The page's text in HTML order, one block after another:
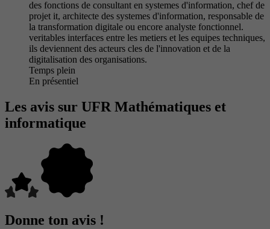
des fonctions de consultant en systemes d'information, chef de
projet it, architecte des systemes d'information, responsable de
la transformation digitale ou encore analyste fonctionnel.
veritables interfaces entre les metiers et les equipes techniques,
ils deviennent des acteurs cles de l'innovation et de la
digitalisation des organisations.
Temps plein
En présentiel
Les avis sur UFR Mathématiques et
informatique
Donne ton avis !